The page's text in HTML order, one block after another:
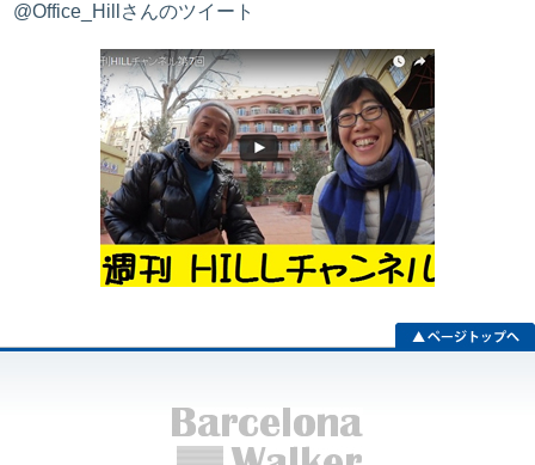
@Office_Hillさんのツイート